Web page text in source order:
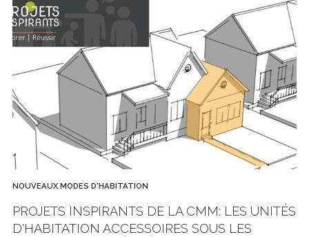
NOUVEAUX MODES D'HABITATION
PROJETS INSPIRANTS DE LA CMM: LES UNITÉS
D'HABITATION ACCESSOIRES SOUS LES